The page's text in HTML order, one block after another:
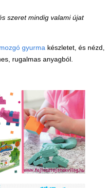
szeret mindig valami újat
gyurma készletet, és nézd,
rugalmas anyagból.